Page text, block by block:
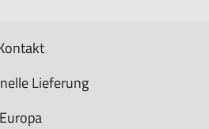
Lieferung